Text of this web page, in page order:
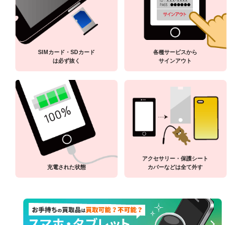
SIMカード・SDカード
は必ず抜く
各種サービスから
サインアウト
充電された状態
アクセサリー・保護シート
カバーなどは全て外す